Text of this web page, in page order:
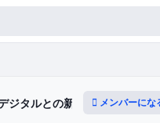
タルとの新たな出会いと体験
メンバーにな